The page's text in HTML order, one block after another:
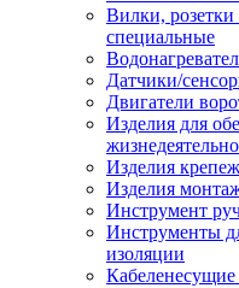
Вилки,
специальные
Датчики/
Двигатели
Изделия для
Изделия
Изделия
Инструмент
Инструменты
изоляции